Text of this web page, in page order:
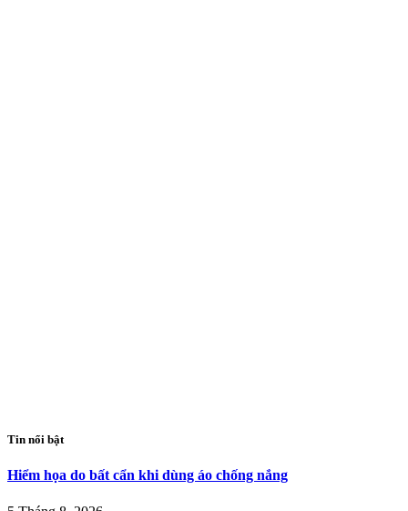
Tin nổi bật
Hiểm họa do bất cẩn khi dùng áo chống nắng